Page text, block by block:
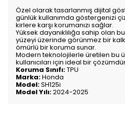
Özel olarak tasarlanmış dijital
günlük kullanımda göstergenizi
kirlere karşı korumanızı sağlar.
Yüksek dayanıklılığa sahip olan
yüzeyi üzerinde görünmez bir
ömürlü bir koruma sunar.
Modern teknolojilerle üretilen bu
kullanıcıları için ideal bir
Koruma Sınıfı:TPU
Marka:Honda
Model:SH125i
Model Yılı:2024-2025